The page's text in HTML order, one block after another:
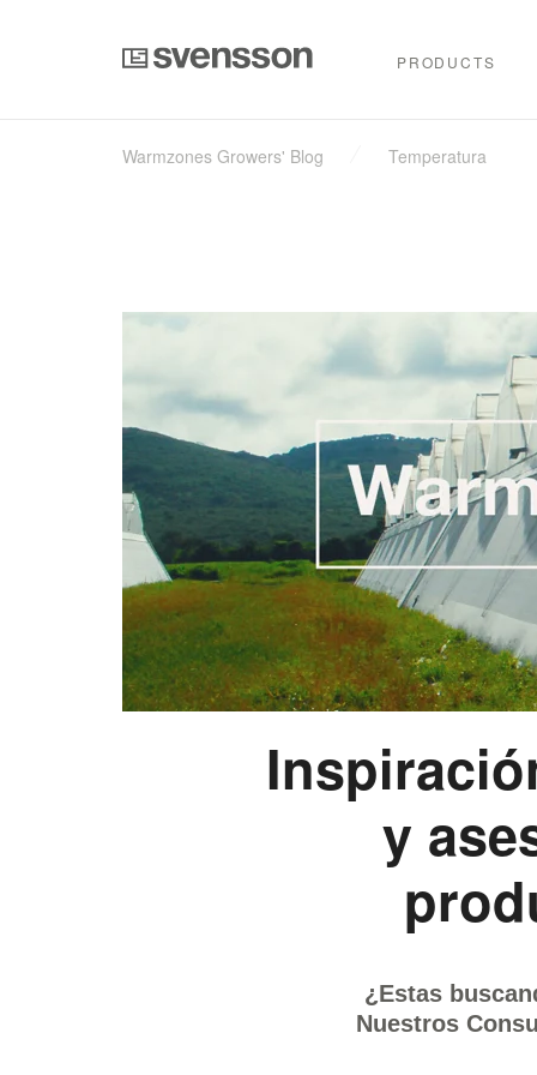
PRODUCTS
Warmzones Growers' Blog Temperatura
y
¿Estas
Nuestros